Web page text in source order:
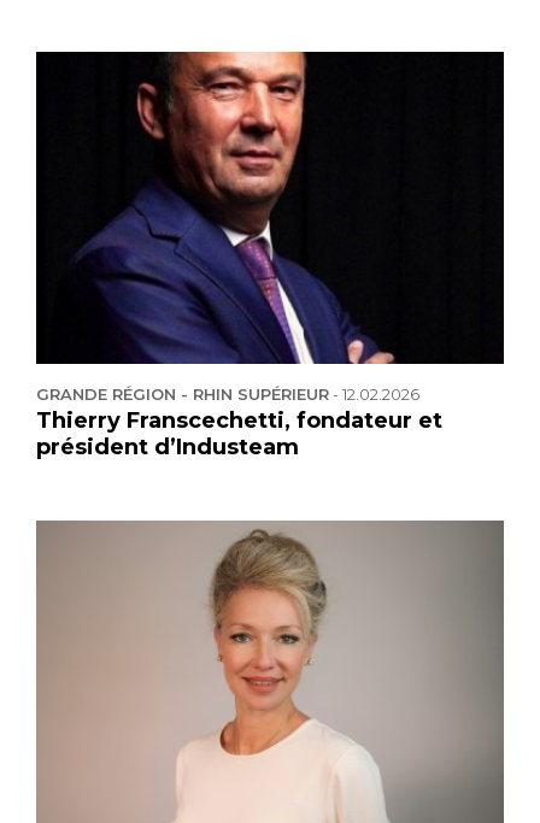
GRANDE RÉGION - RHIN SUPÉRIEUR-12.02.2026
Thierry Franscechetti, fondateur et
président d’Industeam